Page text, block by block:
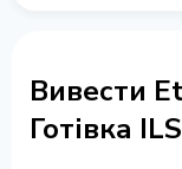
Вивести
Готівка